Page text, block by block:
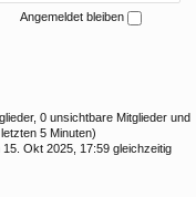
Angemeldet bleiben
0 unsichtbare Mitglieder und
5 Minuten)
Okt 2025, 17:59 gleichzeitig